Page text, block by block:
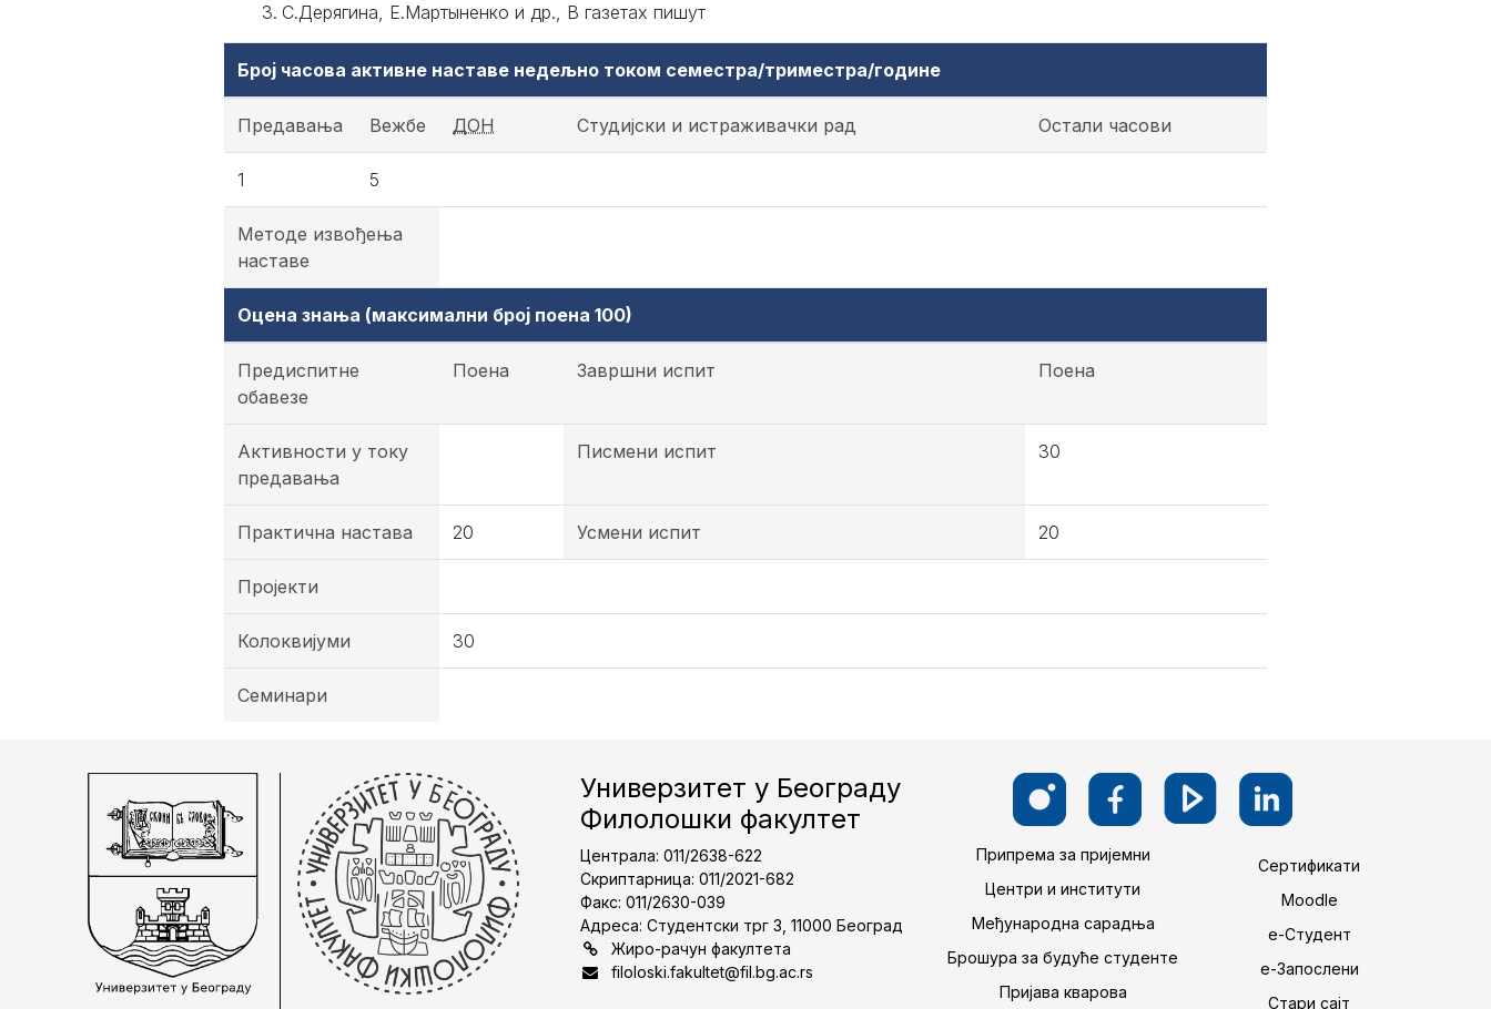
С.Дерягина, Е.Мартыненко и др., В газетах пишут
Број часова активне наставе недељно током семестра/триместра/године
Предавања Вежбе ДОН Студијски и истраживачки рад Остали часови
1 5
Методе извођења
наставе
Оцена знања (максимални број поена 100)
Предиспитне
обавезе
Поена Завршни испит Поена
Активности у току
предавања
Писмени испит 30
Практична настава 20 Усмени испит 20
Пројекти
Колоквијуми 30
Семинари
Универзитет у Београду
Филолошки факултет
Централа: 011/2638-622
Скриптарница: 011/2021-682
Факс: 011/2630-039
Адреса: Студентски трг 3, 11000 Београд
Жиро-рачун факултета
filoloski.fakultet@fil.bg.ac.rs
Припрема за пријемни
Центри и институти
Међународна сарадња
Брошура за будуће студенте
Пријава кварова
Сертификати
Moodle
е-Студент
е-Запослени
Стари сајт